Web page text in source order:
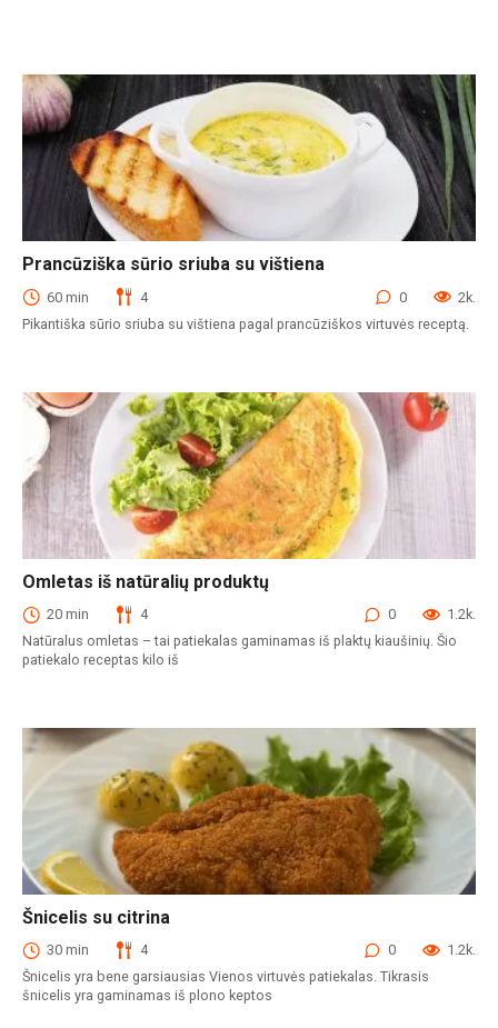
Prancūziška sūrio sriuba su vištiena
60 min 4 0
2k.
Pikantiška sūrio sriuba su vištiena pagal prancūziškos virtuvės receptą.
Omletas iš natūralių produktų
20 min 4 0
1.2k.
Natūralus omletas – tai patiekalas gaminamas iš plaktų kiaušinių. Šio
patiekalo receptas kilo iš
Šnicelis su citrina
30 min 4 0
1.2k.
Šnicelis yra bene garsiausias Vienos virtuvės patiekalas. Tikrasis
šnicelis yra gaminamas iš plono keptos